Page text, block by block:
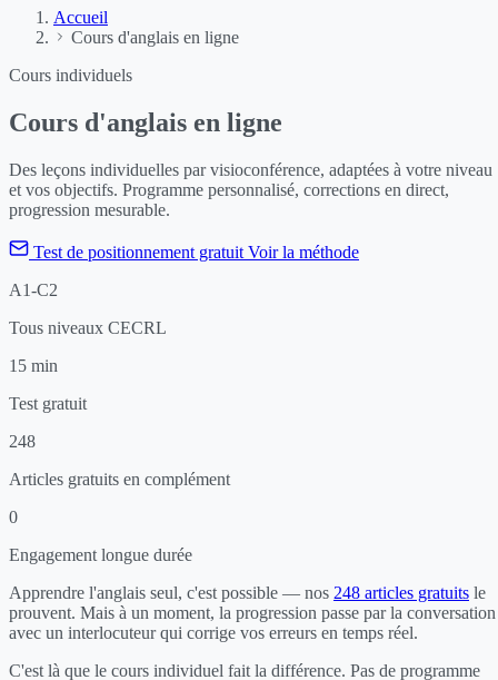
Accueil
Cours d'anglais en ligne
Cours individuels
Cours d'anglais en ligne
Des leçons individuelles par visioconférence, adaptées à votre niveau
et vos objectifs. Programme personnalisé, corrections en direct,
progression mesurable.
Test de positionnement gratuit Voir la méthode
A1-C2
Tous niveaux CECRL
15 min
Test gratuit
248
Articles gratuits en complément
0
Engagement longue durée
Apprendre l'anglais seul, c'est possible — nos 248 articles gratuits le
prouvent. Mais à un moment, la progression passe par la conversation
avec un interlocuteur qui corrige vos erreurs en temps réel.
C'est là que le cours individuel fait la différence. Pas de programme